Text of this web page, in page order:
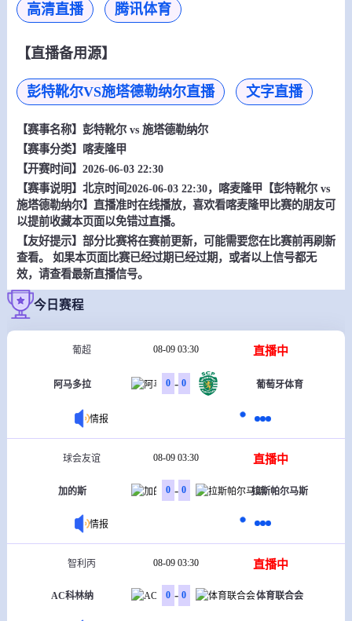
高清直播 腾讯体育
【直播备用源】
彭特靴尔VS施塔德勒纳尔直播 文字直播
【赛事名称】 彭特靴尔 vs 施塔德勒纳尔
【赛事分类】
喀麦隆甲
【开赛时间】2026-06-03 22:30
【赛事说明】北京时间2026-06-03 22:30，喀麦隆甲【彭特靴尔 vs
施塔德勒纳尔】直播准时在线播放，喜欢看喀麦隆甲比赛的朋友可
以提前收藏本页面以免错过直播。
【友好提示】部分比赛将在赛前更新，可能需要您在比赛前再刷新
查看。 如果本页面比赛已经过期已经过期，或者以上信号都无
效，请查看最新直播信号。
今日赛程
葡超 08-09 03:30 直播中
阿马多拉 0 - 0 葡萄牙体育
情报
球会友谊 08-09 03:30 直播中
加的斯 0 - 0 拉斯帕尔马斯
情报
智利丙 08-09 03:30 直播中
AC科林纳 0 - 0 体育联合会